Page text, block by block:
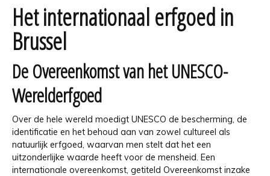
Het internationaal erfgoed in
Brussel
De Overeenkomst van het UNESCO-
Werelderfgoed
Over de hele wereld moedigt UNESCO de bescherming, de
identificatie en het behoud aan van zowel cultureel als
natuurlijk erfgoed, waarvan men stelt dat het een
uitzonderlijke waarde heeft voor de mensheid. Een
internationale overeenkomst, getiteld Overeenkomst inzake